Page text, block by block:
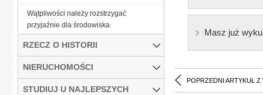
Masz już
POPRZEDNI ARTYKUŁ Z
Wątpliwości należy rozstrzygać
przyjaźnie dla środowiska
RZECZ O HISTORII
NIERUCHOMOŚCI
STUDIUJ U NAJLEPSZYCH